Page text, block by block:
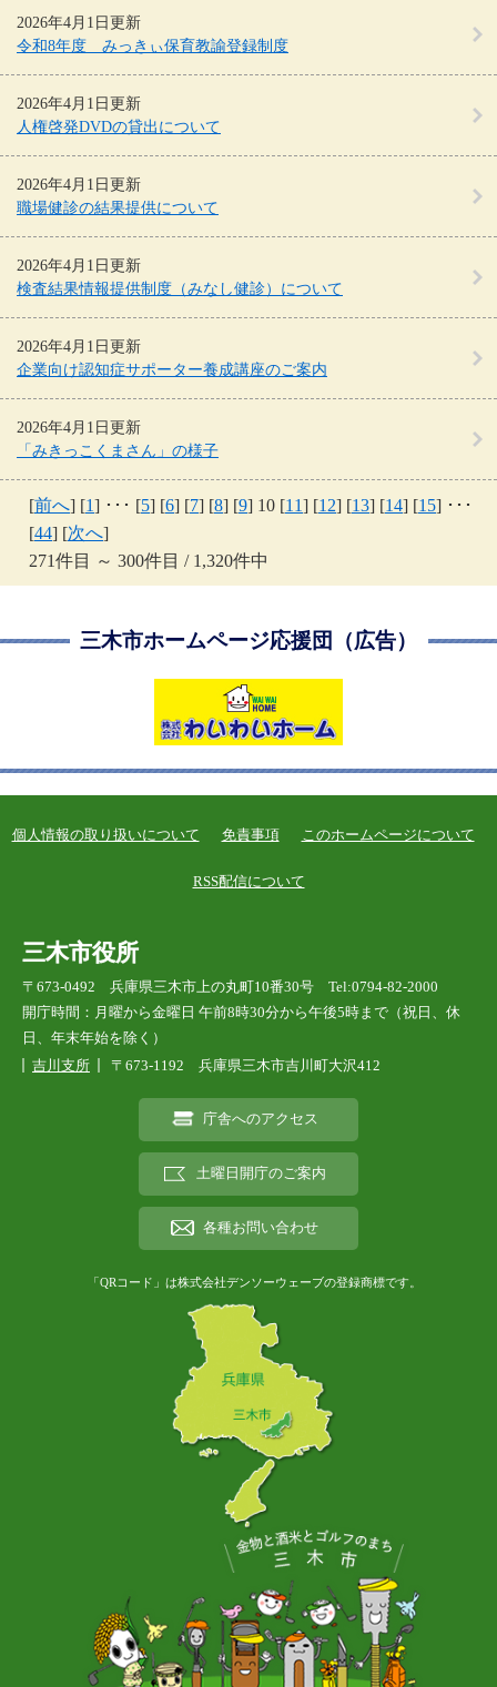
2026年4月1日更新
令和8年度 みっきぃ保育教諭登録制度
2026年4月1日更新
人権啓発DVDの貸出について
2026年4月1日更新
職場健診の結果提供について
2026年4月1日更新
検査結果情報提供制度（みなし健診）について
2026年4月1日更新
企業向け認知症サポーター養成講座のご案内
2026年4月1日更新
「みきっこくまさん」の様子
[前へ] [1] ･･･ [5] [6] [7] [8] [9] 10 [11] [12] [13] [14] [15] ･･･
[44] [次へ]
271件目 ～ 300件目 / 1,320件中
三木市ホームページ応援団（広告）
個人情報の取り扱いについて 免責事項 このホームページについて
RSS配信について
三木市役所
〒673-0492 兵庫県三木市上の丸町10番30号 Tel:0794-82-2000
開庁時間：月曜から金曜日 午前8時30分から午後5時まで（祝日、休
日、年末年始を除く）
吉川支所
〒673-1192 兵庫県三木市吉川町大沢412
庁舎へのアクセス
土曜日開庁のご案内
各種お問い合わせ
「QRコード」は株式会社デンソーウェーブの登録商標です。